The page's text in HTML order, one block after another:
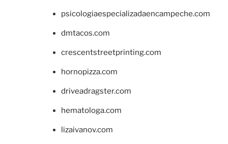
psicologiaespecializadaencampeche.com
dmtacos.com
crescentstreetprinting.com
hornopizza.com
driveadragster.com
hematologa.com
lizaivanov.com